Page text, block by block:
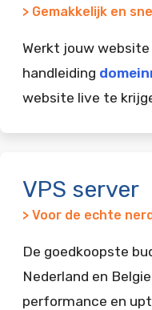
> Gemakkelijk en
Werkt jouw website
handleiding
website live te
VPS server
> Voor de echte
De goedkoopste
Nederland en
performance en